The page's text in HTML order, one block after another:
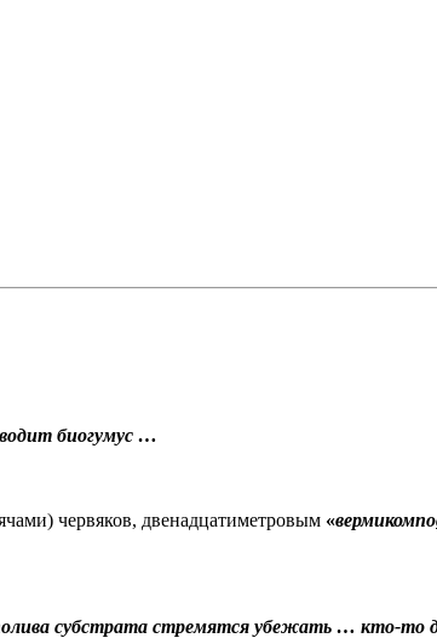
биогумус …
червяков, двенадцатиметровым «вермикомпо
субстрата стремятся убежать … кто-то